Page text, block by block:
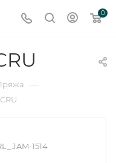
0
—
1514